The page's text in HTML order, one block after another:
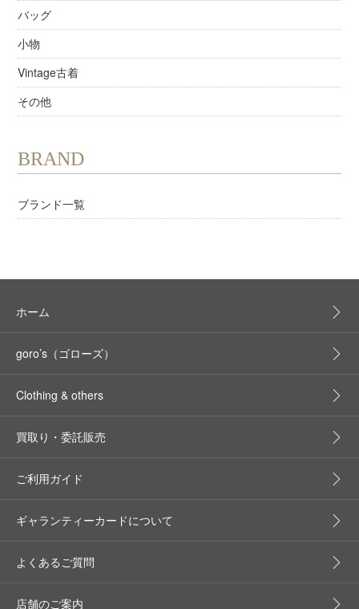
バッグ
小物
Vintage古着
その他
BRAND
ブランド一覧
ホーム
goro’s（ゴローズ）
Clothing & others
買取り・委託販売
ご利用ガイド
ギャランティーカードについて
よくあるご質問
店舗のご案内